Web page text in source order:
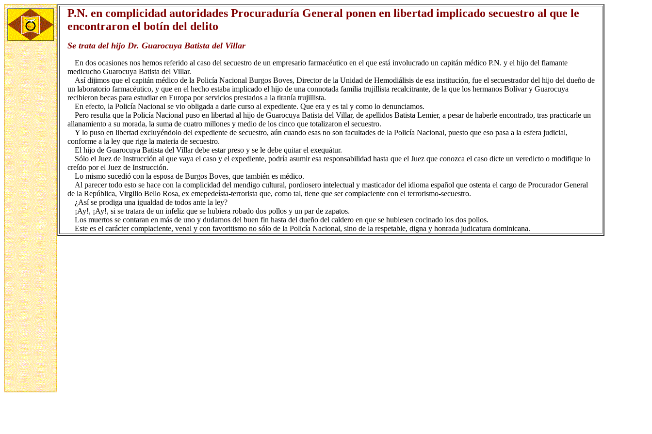
P.N. en complicidad autoridades Procuraduría General ponen en libertad implicado secuestro al que le
encontraron el botín del delito
Se trata del hijo Dr. Guarocuya Batista del Villar
En dos ocasiones nos hemos referido al caso del secuestro de un empresario farmacéutico en el que está involucrado un capitán médico P.N. y el hijo del flamante
medicucho Guarocuya Batista del Villar.
Así dijimos que el capitán médico de la Policía Nacional Burgos Boves, Director de la Unidad de Hemodiálisis de esa institución, fue el secuestrador del hijo del dueño de
un laboratorio farmacéutico, y que en el hecho estaba implicado el hijo de una connotada familia trujillista recalcitrante, de la que los hermanos Bolívar y Guarocuya
recibieron becas para estudiar en Europa por servicios prestados a la tiranía trujillista.
En efecto, la Policía Nacional se vio obligada a darle curso al expediente. Que era y es tal y como lo denunciamos.
Pero resulta que la Policía Nacional puso en libertad al hijo de Guarocuya Batista del Villar, de apellidos Batista Lemier, a pesar de haberle encontrado, tras practicarle un
allanamiento a su morada, la suma de cuatro millones y medio de los cinco que totalizaron el secuestro.
Y lo puso en libertad excluyéndolo del expediente de secuestro, aún cuando esas no son facultades de la Policía Nacional, puesto que eso pasa a la esfera judicial,
conforme a la ley que rige la materia de secuestro.
El hijo de Guarocuya Batista del Villar debe estar preso y se le debe quitar el exequátur.
Sólo el Juez de Instrucción al que vaya el caso y el expediente, podría asumir esa responsabilidad hasta que el Juez que conozca el caso dicte un veredicto o modifique lo
creído por el Juez de Instrucción.
Lo mismo sucedió con la esposa de Burgos Boves, que también es médico.
Al parecer todo esto se hace con la complicidad del mendigo cultural, pordiosero intelectual y masticador del idioma español que ostenta el cargo de Procurador General
de la República, Virgilio Bello Rosa, ex emepedeísta-terrorista que, como tal, tiene que ser complaciente con el terrorismo-secuestro.
¿Así se prodiga una igualdad de todos ante la ley?
¡Ay!, ¡Ay!, si se tratara de un infeliz que se hubiera robado dos pollos y un par de zapatos.
Los muertos se contaran en más de uno y dudamos del buen fin hasta del dueño del caldero en que se hubiesen cocinado los dos pollos.
Este es el carácter complaciente, venal y con favoritismo no sólo de la Policía Nacional, sino de la respetable, digna y honrada judicatura dominicana.